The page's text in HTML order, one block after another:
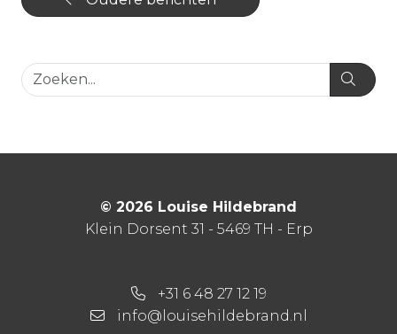
© 2026 Louise Hildebrand
Klein Dorsent 31 - 5469 TH - Erp
+31 6 48 27 12 19
info@louisehildebrand.nl